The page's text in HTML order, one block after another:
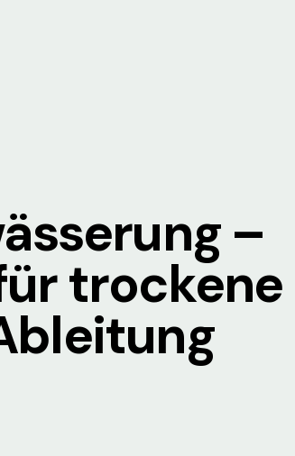
–
trockene